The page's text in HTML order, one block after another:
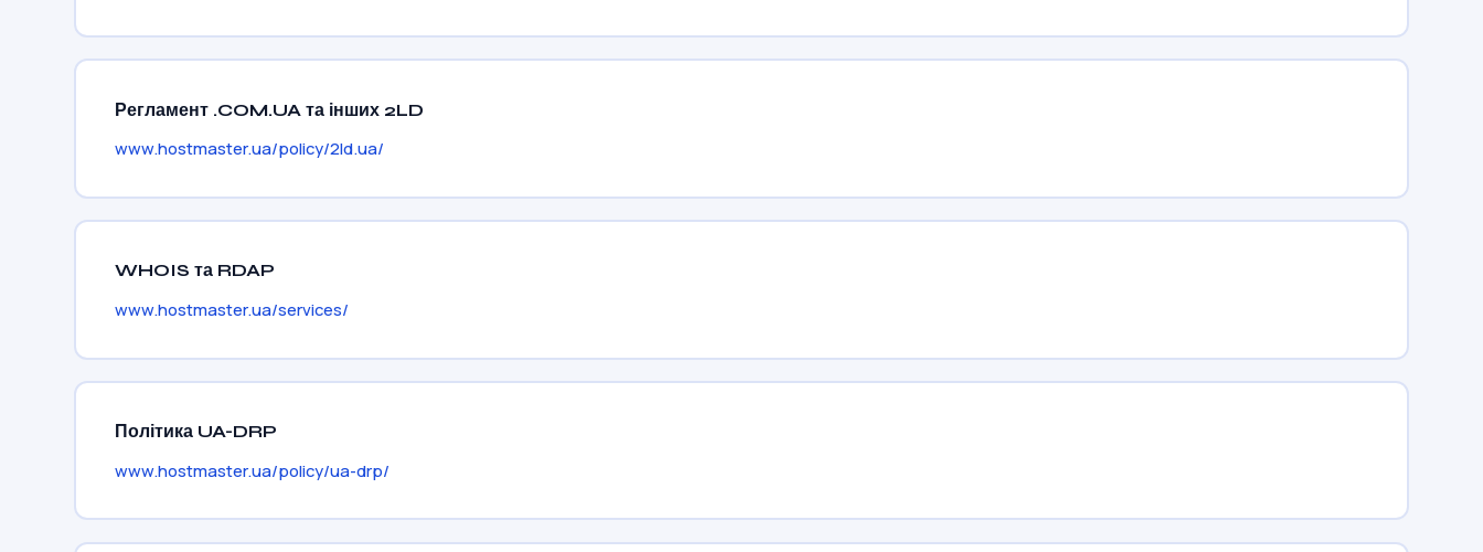
Регламент .COM.UA та інших 2LD
www.hostmaster.ua/policy/2ld.ua/
WHOIS та RDAP
www.hostmaster.ua/services/
Політика UA-DRP
www.hostmaster.ua/policy/ua-drp/